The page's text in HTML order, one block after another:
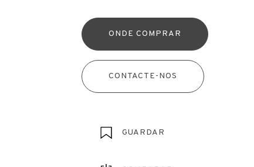
ONDE COMPRAR
CONTACTE-NOS
GUARDAR